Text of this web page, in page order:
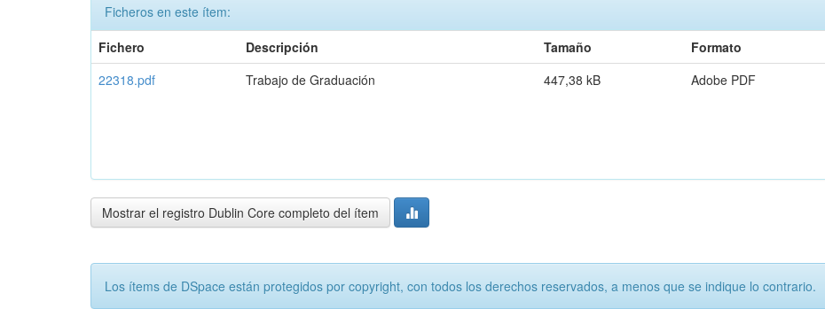
Ficheros en este ítem:
Fichero
Descripción Tamaño
Formato
22318.pdf
Trabajo de Graduación 447,38 kB Adobe PDF
Mostrar el registro Dublin Core completo del ítem
Los ítems de DSpace están protegidos por copyright, con todos los derechos reservados, a menos que se indique lo contrario.